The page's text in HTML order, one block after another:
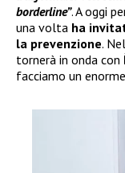
borderline”. A oggi
una volta ha
la prevenzione.
tornerà in onda con
facciamo un